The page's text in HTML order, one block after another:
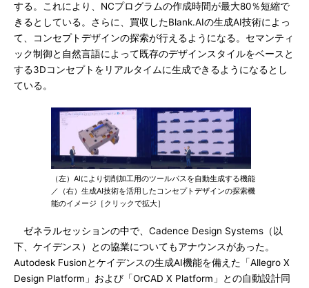
する。これにより、NCプログラムの作成時間が最大80％短縮で
きるとしている。さらに、買収したBlank.AIの生成AI技術によっ
て、コンセプトデザインの探索が行えるようになる。セマンティ
ック制御と自然言語によって既存のデザインスタイルをベースと
する3Dコンセプトをリアルタイムに生成できるようになるとし
ている。
（左）AIにより切削加工用のツールパスを自動生成する機能
／（右）生成AI技術を活用したコンセプトデザインの探索機
能のイメージ［クリックで拡大］
ゼネラルセッションの中で、Cadence Design Systems（以
下、ケイデンス）との協業についてもアナウンスがあった。
Autodesk Fusionとケイデンスの生成AI機能を備えた「Allegro X
Design Platform」および「OrCAD X Platform」との自動設計同